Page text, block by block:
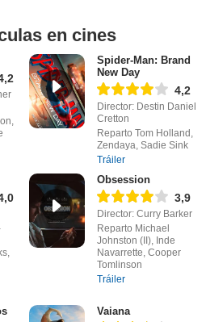
en cines
Spider-Man: Brand
New Day
4,2
Director: Destin Daniel
Cretton
Reparto Tom Holland,
Zendaya, Sadie Sink
Tráiler
Obsession
3,9
Director: Curry Barker
Reparto Michael
Johnston (II), Inde
Navarrette, Cooper
Tomlinson
Tráiler
Vaiana